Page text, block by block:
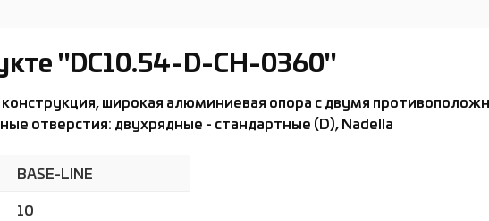
"DC10.54-D-CH-0360"
конструкция, широкая алюминиевая опора с двумя
отверстия: двухрядные - стандартные (D), Nadella
BASE-LINE
10